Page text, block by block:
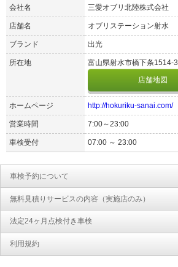
会社名 三愛オブリ北陸株式会社
店舗名 オブリステーション射水
ブランド 出光
所在地
富山県射水市橋下条1514-3
店舗地図
ホームページ http://hokuriku-sanai.com/
営業時間 7:00～23:00
車検受付 07:00 ～ 23:00
車検予約について
無料見積りサービスの内容（実施店のみ）
法定24ヶ月点検付き車検
利用規約